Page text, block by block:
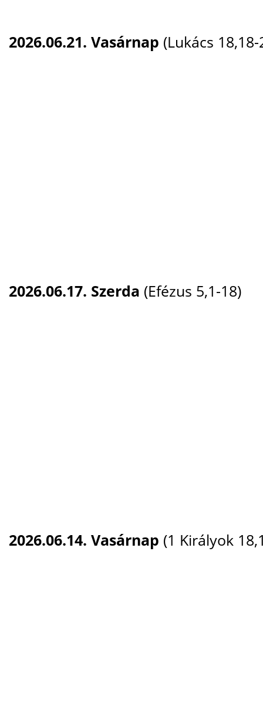
2026.06.21. Vasárnap (Lukács
2026.06.17. Szerda (Efézus 5,1-18)
2026.06.14. Vasárnap (1 Királyok